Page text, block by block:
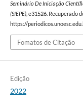
Seminário De Iniciação
(SIEPE), e31526. Recuperado
https://
Fomatos de Citação
Edição
2022